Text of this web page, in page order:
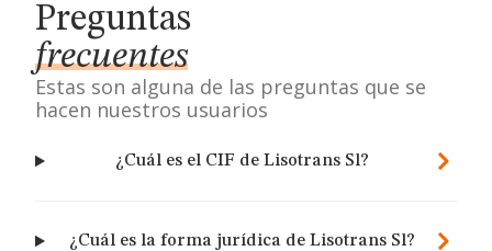
Preguntas
frecuentes
Estas son alguna de las preguntas que se
hacen nuestros usuarios
¿Cuál es el CIF de Lisotrans Sl?
¿Cuál es la forma jurídica de Lisotrans Sl?